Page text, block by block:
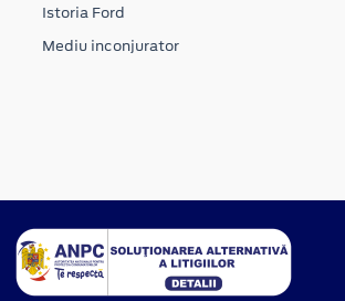
Istoria Ford
Mediu inconjurator